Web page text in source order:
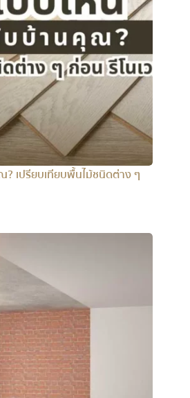
เปรียบเทียบพื้นไม้ชนิดต่าง ๆ